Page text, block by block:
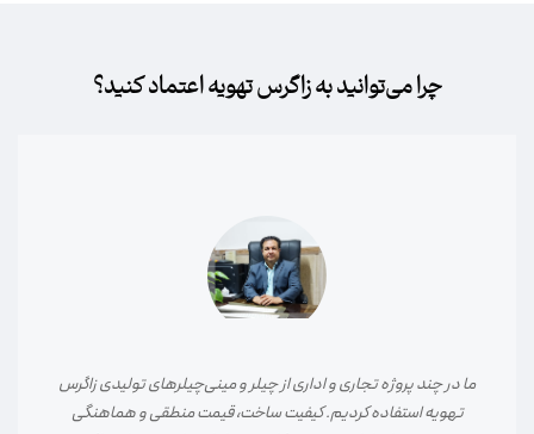
چرا می‌توانید به زاگرس تهویه اعتماد کنید؟
در پروژه نصب چیلر و فن‌کوئل بیمارستان، دقت اجرایی و تسلط فنی
تیم زاگرس تهویه کاملاً مشخص بود. از انتخاب تجهیزات تا اجرا و